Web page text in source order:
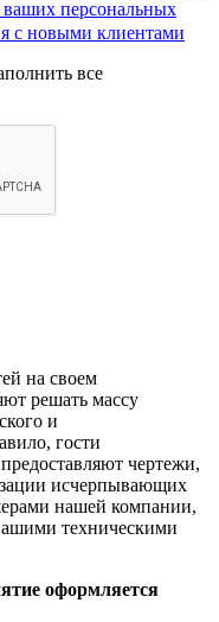
ваших персональных
с новыми клиентами
все
на своем
решать массу
и
гости
чертежи,
исчерпывающих
нашей компании,
техническими
оформляется